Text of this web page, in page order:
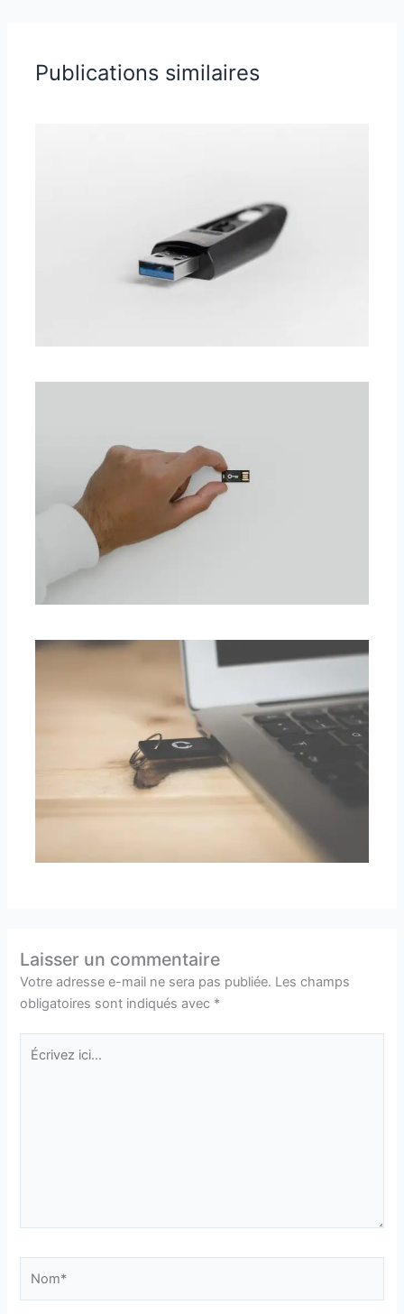
Publications similaires
Laisser un commentaire
Votre adresse e-mail ne sera pas publiée. Les champs
obligatoires sont indiqués avec *
Écrivez